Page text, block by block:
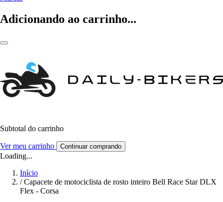
Adicionando ao carrinho...
Subtotal do carrinho
Ver meu carrinho Continuar comprando
Loading...
Início
/ Capacete de motociclista de rosto inteiro Bell Race Star DLX
Flex - Corsa